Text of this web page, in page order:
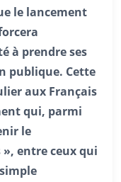
le lancement
à prendre ses
publique. Cette
aux Français
qui, parmi
le
entre ceux qui